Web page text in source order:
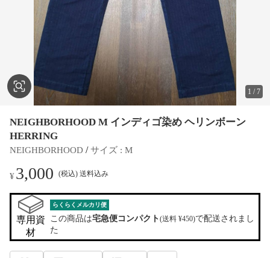
1 /7
NEIGHBORHOOD M インディゴ染め ヘリンボーン
HERRING
NEIGHBORHOOD / サイズ : M
¥3,000 (税込) 送料込み
専用資
材
らくらくメルカリ便
この商品は宅急便コンパクト(送料 ¥450)で配送されまし
た